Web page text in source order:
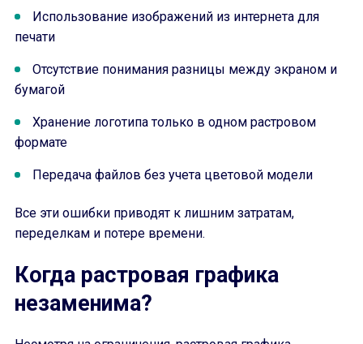
Использование изображений из интернета для
печати
Отсутствие понимания разницы между экраном и
бумагой
Хранение логотипа только в одном растровом
формате
Передача файлов без учета цветовой модели
Все эти ошибки приводят к лишним затратам,
переделкам и потере времени.
Когда растровая графика
незаменима?